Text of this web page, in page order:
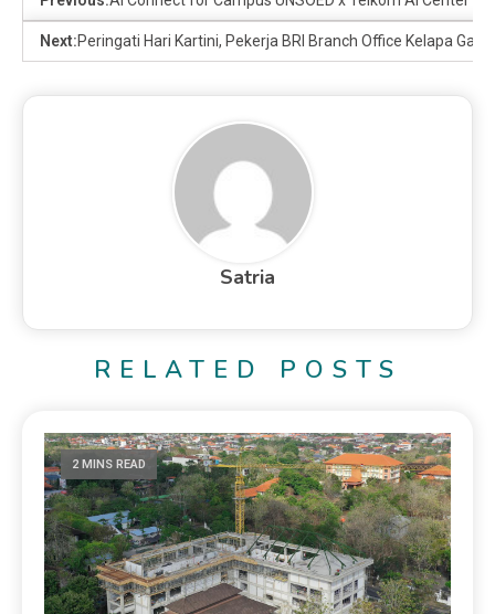
Next:Peringati Hari Kartini, Pekerja BRI Branch Office Kelapa
Satria
RELATED POSTS
2 MINS READ